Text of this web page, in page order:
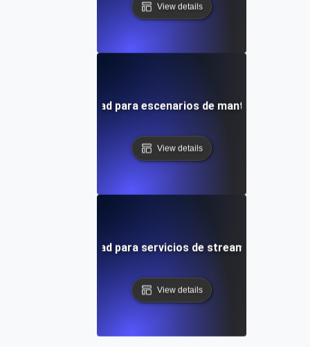
View details
de disponibilidad para escenarios de mantenimiento
View details
de disponibilidad para servicios de streaming durante
View details